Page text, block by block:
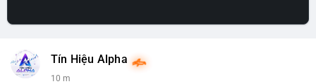
Tín Hiệu Alpha
10 m